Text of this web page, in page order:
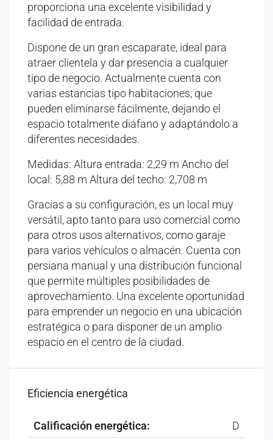
proporciona una excelente visibilidad y
facilidad de entrada.
Dispone de un gran escaparate, ideal para
atraer clientela y dar presencia a cualquier
tipo de negocio. Actualmente cuenta con
varias estancias tipo habitaciones, que
pueden eliminarse fácilmente, dejando el
espacio totalmente diáfano y adaptándolo a
diferentes necesidades.
Medidas: Altura entrada: 2,29 m Ancho del
local: 5,88 m Altura del techo: 2,708 m
Gracias a su configuración, es un local muy
versátil, apto tanto para uso comercial como
para otros usos alternativos, como garaje
para varios vehículos o almacén. Cuenta con
persiana manual y una distribución funcional
que permite múltiples posibilidades de
aprovechamiento. Una excelente oportunidad
para emprender un negocio en una ubicación
estratégica o para disponer de un amplio
espacio en el centro de la ciudad.
Eficiencia energética
Calificación energética:
D